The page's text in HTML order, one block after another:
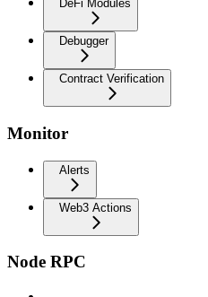
DeFi Modules
Debugger
Contract Verification
Monitor
Alerts
Web3 Actions
Node RPC